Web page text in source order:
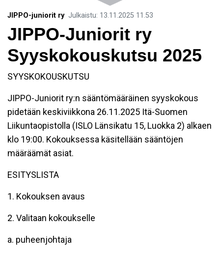
JIPPO-juniorit ry Julkaistu: 13.11.2025 11.53
JIPPO-Juniorit ry
Syyskokouskutsu 2025
SYYSKOKOUSKUTSU
JIPPO-Juniorit ry:n sääntömääräinen syyskokous
pidetään keskiviikkona 26.11.2025 Itä-Suomen
Liikuntaopistolla (ISLO Länsikatu 15, Luokka 2) alkaen
klo 19:00. Kokouksessa käsitellään sääntöjen
määräämät asiat.
ESITYSLISTA
1. Kokouksen avaus
2. Valitaan kokoukselle
a. puheenjohtaja